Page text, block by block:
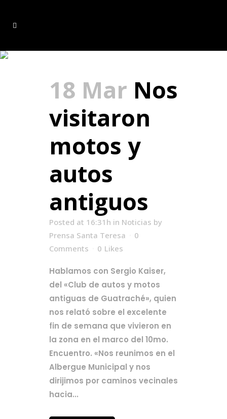
18 Mar Nos
visitaron
motos y
autos
antiguos
Posted at 16:31h in Noticias by
Prensa Santa Teresa
0
Comments
0 Likes
Hablamos con Sergio Kaiser,
del «Club de autos y motos
antiguas de Guatraché», quien
nos relató sobre el excelente
fin de semana que vivieron en
la zona en el marco del 10mo.
Encuentro. «Nos reunimos en el
Albergue Municipal y nos
dirijimos por caminos vecinales
hacia...